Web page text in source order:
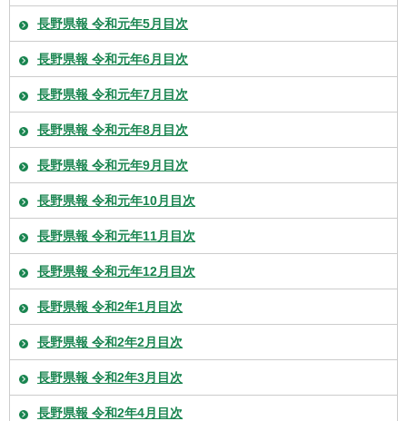
長野県報 令和元年5月目次
長野県報 令和元年6月目次
長野県報 令和元年7月目次
長野県報 令和元年8月目次
長野県報 令和元年9月目次
長野県報 令和元年10月目次
長野県報 令和元年11月目次
長野県報 令和元年12月目次
長野県報 令和2年1月目次
長野県報 令和2年2月目次
長野県報 令和2年3月目次
長野県報 令和2年4月目次